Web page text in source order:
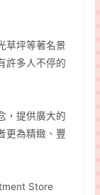
草坪等著名景
許多人不停的
，提供廣大的
更為精緻、豐
Store